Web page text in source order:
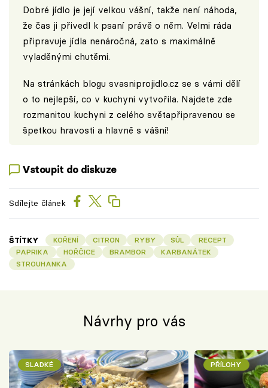
Dobré jídlo je její velkou vášní, takže není náhoda,
že čas ji přivedl k psaní právě o něm. Velmi ráda
připravuje jídla nenáročná, zato s maximálně
vyladěnými chutěmi.
Na stránkách blogu svasniprojidlo.cz se s vámi dělí
o to nejlepší, co v kuchyni vytvořila. Najdete zde
rozmanitou kuchyni z celého světapřipravenou se
špetkou hravosti a hlavně s vášní!
Vstoupit do diskuze
Sdílejte článek
ŠTÍTKY KOŘENÍ CITRON RYBY SŮL
RECEPT
PAPRIKA
HOŘČICE BRAMBOR
KARBANÁTEK
STROUHANKA
Návrhy pro vás
SLADKÉ PŘÍLOHY